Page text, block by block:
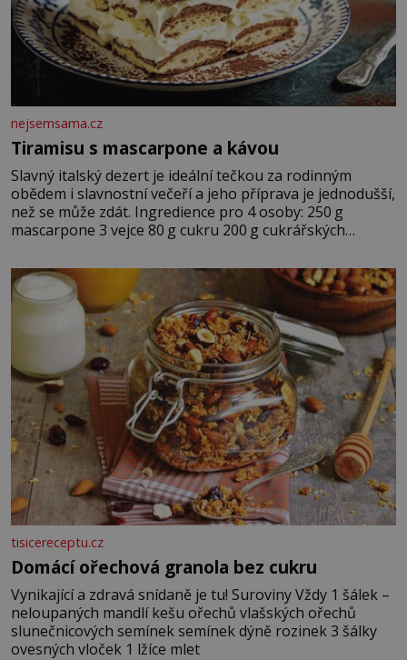
nejsemsama.cz
Tiramisu s mascarpone a kávou
Slavný italský dezert je ideální tečkou za rodinným
obědem i slavnostní večeří a jeho příprava je jednodušší,
než se může zdát. Ingredience pro 4 osoby: 250 g
mascarpone 3 vejce 80 g cukru 200 g cukrářských
posypání Postup: Oddělte žloutky od bílků. Žloutky
vyšlehejte s cukrem do světlé pěny a postupně do nich
vmíchejte mascarpone, aby vznikl hladký
tisicereceptu.cz
Domácí ořechová granola bez cukru
Vynikající a zdravá snídaně je tu! Suroviny Vždy 1 šálek –
neloupaných mandlí kešu ořechů vlašských ořechů
slunečnicových semínek semínek dýně rozinek 3 šálky
ovesných vloček 1 lžíce mlet